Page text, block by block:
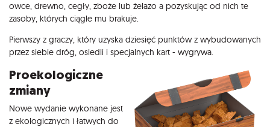
owce, drewno, cegły, zboże lub żelazo a pozyskując od nich te
zasoby, których ciągle mu brakuje.
Pierwszy z graczy, który uzyska dziesięć punktów z wybudowanych
przez siebie dróg, osiedli i specjalnych kart - wygrywa.
Proekologiczne
zmiany
Nowe wydanie wykonane jest
z ekologicznych i łatwych do